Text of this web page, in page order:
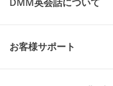
お客様サポート